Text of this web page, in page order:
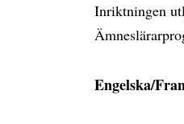
Inriktningen
Engelska/